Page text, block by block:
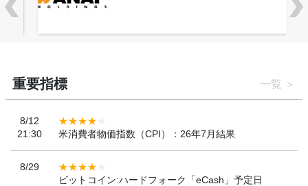
重要指標 一覧
8/12
21:30
米消費者物価指数（CPI）：26年7月結果
8/29
ビットコイン:ハードフォーク「eCash」予定日